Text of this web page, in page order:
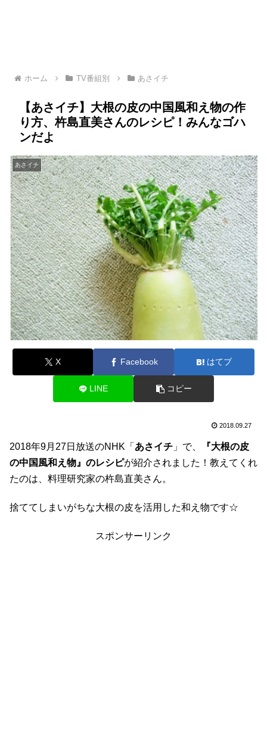
ホーム TV番組別 あさイチ
【あさイチ】大根の皮の中国風和え物の作
り方、杵島直美さんのレシピ！みんなゴハ
ンだよ
あさイチ
X Facebook はてブ
LINE コピー
2018.09.27
2018年9月27日放送のNHK「 あさイチ 」で、
『大根の皮
の中国風和え物』のレシピが紹介されました！教えてくれ
たのは、料理研究家の杵島直美さん。
捨ててしまいがちな大根の皮を活用した和え物です☆
スポンサーリンク